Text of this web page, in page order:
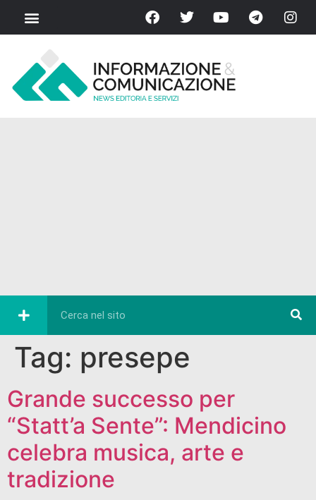
Tag: presepe
Grande successo per
“Statt’a Sente”: Mendicino
celebra musica, arte e
tradizione